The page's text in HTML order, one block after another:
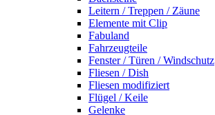
Leitern / Treppen / Zäune
Elemente mit Clip
Fabuland
Fahrzeugteile
Fenster / Türen / Windschutz
Fliesen / Dish
Fliesen modifiziert
Flügel / Keile
Gelenke